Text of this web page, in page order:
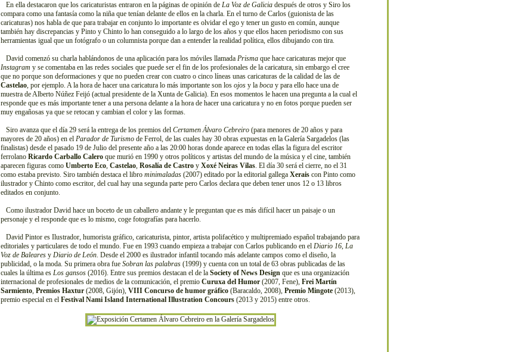
En ella destacaron que los caricaturistas entraron en la páginas de opinión de La Voz de Galicia después de otros y Siro los
compara como una fantasía como la niña que tenían delante de ellos en la charla. En el turno de Carlos (guionista de las
caricaturas) nos habla de que para trabajar en conjunto lo importante es olvidar el ego y tener un gusto en común, aunque
también hay discrepancias y Pinto y Chinto lo han conseguido a lo largo de los años y que ellos hacen periodismo con sus
herramientas igual que un fotógrafo o un columnista porque dan a entender la realidad política, ellos dibujando con tira.
David comenzó su charla hablándonos de una aplicación para los móviles llamada Prisma que hace caricaturas mejor que
Instagram y se comentaba en las redes sociales que puede ser el fin de los profesionales de la caricatura, sin embargo el cree
que no porque son deformaciones y que no pueden crear con cuatro o cinco líneas unas caricaturas de la calidad de las de
Castelao, por ejemplo. A la hora de hacer una caricatura lo más importante son los ojos y la boca y para ello hace una de
muestra de Alberto Núñez Feijó (actual presidente de la Xunta de Galicia). En esos momentos le hacen una pregunta a la cual el
responde que es más importante tener a una persona delante a la hora de hacer una caricatura y no en fotos porque pueden ser
muy engañosas ya que se retocan y cambian el color y las formas.
Siro avanza que el día 29 será la entrega de los premios del Certamen Álvaro Cebreiro (para menores de 20 años y para
mayores de 20 años) en el Parador de Turismo de Ferrol, de las cuales hay 30 obras expuestas en la Galería Sargadelos (las
finalistas) desde el pasado 19 de Julio del presente año a las 20:00 horas donde aparece en todas ellas la figura del escritor
ferrolano Ricardo Carballo Calero que murió en 1990 y otros políticos y artistas del mundo de la música y el cine, también
aparecen figuras como Umberto Eco, Castelao, Rosalía de Castro y Xoxé Neiras Vilas. El día 30 será el cierre, no el 31
como estaba previsto. Siro también destaca el libro minimaladas (2007) editado por la editorial gallega Xerais con Pinto como
ilustrador y Chinto como escritor, del cual hay una segunda parte pero Carlos declara que deben tener unos 12 o 13 libros
editados en conjunto.
Como ilustrador David hace un boceto de un caballero andante y le preguntan que es más difícil hacer un paisaje o un
personaje y el responde que es lo mismo, coge fotografías para hacerlo.
David Pintor es Ilustrador, humorista gráfico, caricaturista, pintor, artista polifacético y multipremiado español trabajando para
editoriales y particulares de todo el mundo. Fue en 1993 cuando empieza a trabajar con Carlos publicando en el Diario 16, La
Voz de Baleares y Diario de León. Desde el 2000 es ilustrador infantil tocando más adelante campos como el diseño, la
publicidad, o la moda. Su primera obra fue Sobran las palabras (1999) y cuenta con un total de 63 obras publicadas de las
cuales la última es Los gansos (2016). Entre sus premios destacan el de la Society of News Design que es una organización
internacional de profesionales de medios de la comunicación, el premio Curuxa del Humor (2007, Fene), Frei Martín
Sarmiento, Premios Haxtur (2008, Gijón), VIII Concurso de humor gráfico (Baracaldo, 2008), Premio Mingote (2013),
premio especial en el Festival Nami Island International Illustration Concours (2013 y 2015) entre otros.